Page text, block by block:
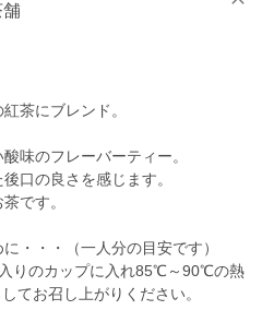
舗
茶にブレンド。
味のフレーバーティー。
口の良さを感じます。
です。
・・・（一人分の目安です）
りのカップに入れ85℃～90℃の熱
てお召し上がりください。